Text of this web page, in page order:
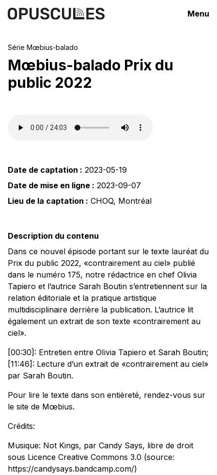
Menu
Série Mœbius-balado
Mœbius-balado Prix du
public 2022
Date de captation : 2023-05-19
Date de mise en ligne : 2023-09-07
Lieu de la captation : CHOQ, Montréal
Description du contenu
Dans ce nouvel épisode portant sur le texte lauréat du
Prix du public 2022, «contrairement au ciel» publié
dans le numéro 175, notre rédactrice en chef Olivia
Tapiero et l’autrice Sarah Boutin s’entretiennent sur la
relation éditoriale et la pratique artistique
multidisciplinaire derrière la publication. L’autrice lit
également un extrait de son texte «contrairement au
ciel».
[00:30]: Entretien entre OIivia Tapiero et Sarah Boutin;
[11:46]: Lecture d’un extrait de «contrairement au ciel»
par Sarah Boutin.
Pour lire le texte dans son entièreté, rendez-vous sur
le site de Mœbius.
Crédits:
Musique: Not Kings, par Candy Says, libre de droit
sous Licence Creative Commons 3.0 (source:
https://candysays.bandcamp.com/)